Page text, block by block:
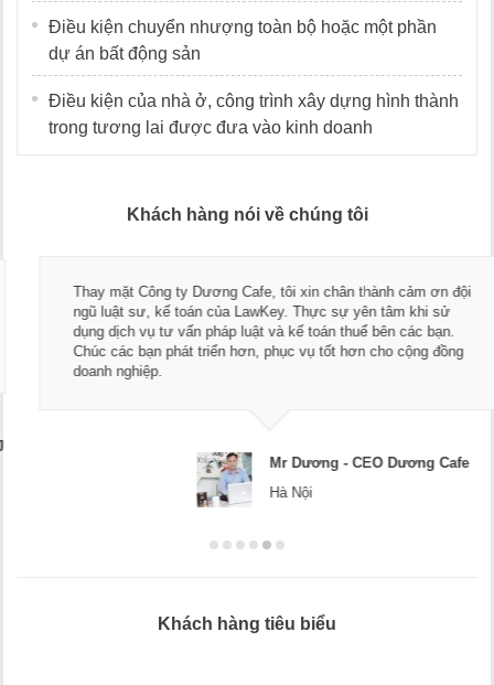
Điều kiện chuyển nhượng toàn bộ hoặc một phần
dự án bất động sản
Điều kiện của nhà ở, công trình xây dựng hình thành
trong tương lai được đưa vào kinh doanh
Khách hàng nói về chúng tôi
Thay mặt Công ty Dương Cafe, tôi xin chân thành cảm ơn đội
ngũ luật sư, kế toán của LawKey. Thực sự yên tâm khi sử
dụng dịch vụ tư vấn pháp luật và kế toán thuế bên các bạn.
Chúc các bạn phát triển hơn, phục vụ tốt hơn cho cộng đồng
doanh nghiệp.
Mr Dương - CEO Dương Cafe
Hà Nội
Khách hàng tiêu biểu